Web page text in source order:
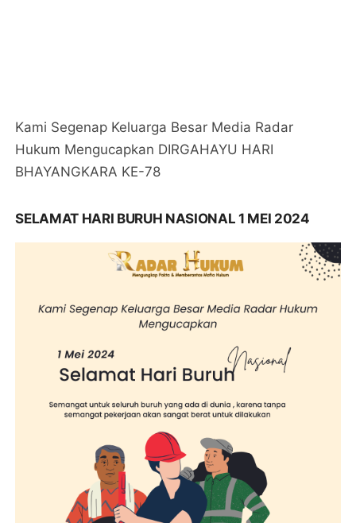
Kami Segenap Keluarga Besar Media Radar
Hukum Mengucapkan DIRGAHAYU HARI
BHAYANGKARA KE-78
SELAMAT HARI BURUH NASIONAL 1 MEI 2024